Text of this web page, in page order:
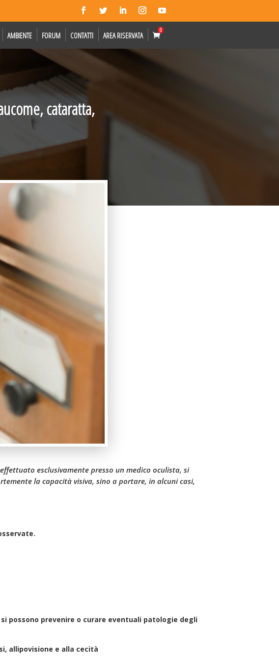
AMBIENTE FORUM CONTATTI AREA RISERVATA
0
cataratta,
esclusivamente presso un medico oculista, si
la capacità visiva, sino a portare, in alcuni casi,
si possono prevenire o curare eventuali patologie degli
allipovisione e alla cecità